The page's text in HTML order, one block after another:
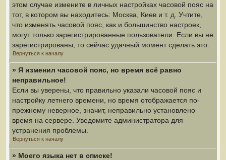
этом случае измените в личных настройках часовой пояс на
тот, в котором вы находитесь: Москва, Киев и т. д. Учтите,
что изменять часовой пояс, как и большинство настроек,
могут только зарегистрированные пользователи. Если вы не
зарегистрированы, то сейчас удачный момент сделать это.
Вернуться к началу
» Я изменил часовой пояс, но время всё равно
неправильное!
Если вы уверены, что правильно указали часовой пояс и
настройку летнего времени, но время отображается по-
прежнему неверное, значит, неправильно установлено
время на сервере. Уведомите администратора для
устранения проблемы.
Вернуться к началу
» Моего языка нет в списке!